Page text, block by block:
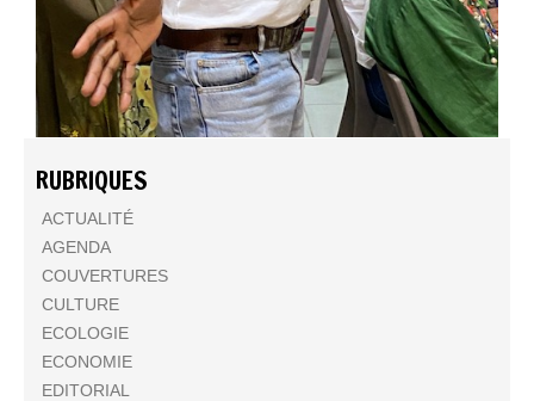
RUBRIQUES
ACTUALITÉ
AGENDA
COUVERTURES
CULTURE
ECOLOGIE
ECONOMIE
EDITORIAL